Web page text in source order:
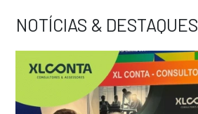
NOTÍCIAS & DESTAQUES